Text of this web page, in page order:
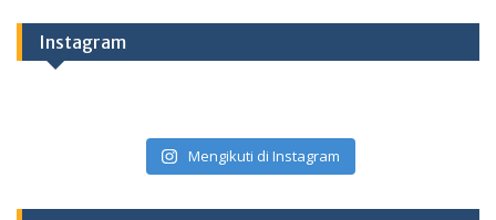
Instagram
Mengikuti di Instagram